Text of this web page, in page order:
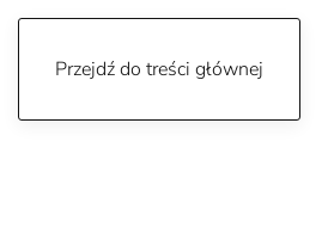
Przejdź do treści głównej